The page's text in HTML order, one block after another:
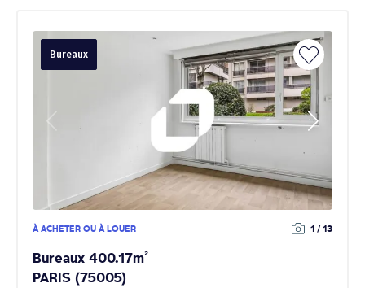
Bureaux
À ACHETER OU À LOUER 1 / 13
Bureaux 400.17m²
PARIS (75005)